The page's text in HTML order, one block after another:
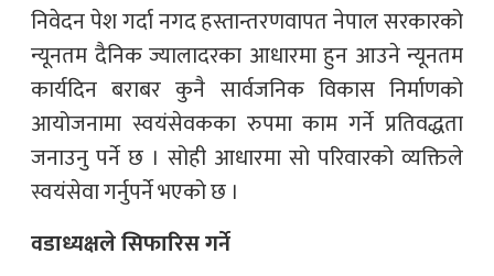
निवेदन पेश गर्दा नगद हस्तान्तरणवापत नेपाल सरकारको
न्यूनतम दैनिक ज्यालादरका आधारमा हुन आउने न्यूनतम
कार्यदिन बराबर कुनै सार्वजनिक विकास निर्माणको
आयोजनामा स्वयंसेवकका रुपमा काम गर्ने प्रतिवद्धता
जनाउनु पर्ने छ । सोही आधारमा सो परिवारको व्यक्तिले
स्वयंसेवा गर्नुपर्ने भएको छ ।
वडाध्यक्षले सिफारिस गर्ने